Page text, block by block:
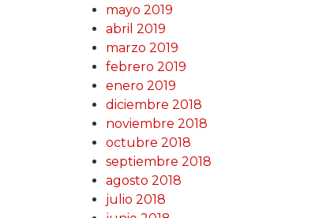
mayo 2019
abril 2019
marzo 2019
febrero 2019
enero 2019
diciembre 2018
noviembre 2018
octubre 2018
septiembre 2018
agosto 2018
julio 2018